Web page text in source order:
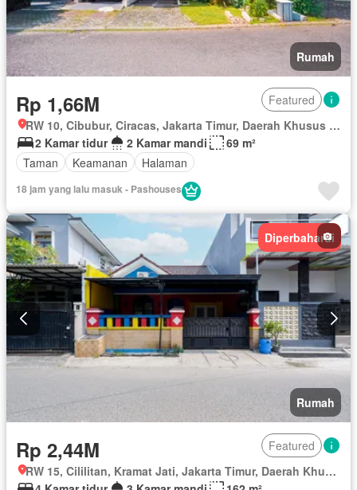
Rumah
Rp 1,66M
Featured
RW 10, Cibubur, Ciracas, Jakarta Timur, Daerah Khusus Ibukota Jakarta
2 Kamar tidur
2 Kamar mandi
69 m²
Taman
Keamanan Halaman
18 jam yang lalu masuk - Pashouses
Diperbaharui
Rumah
Rp 2,44M
Featured
RW 15, Cililitan, Kramat Jati, Jakarta Timur, Daerah Khusus Ibukota Jakarta